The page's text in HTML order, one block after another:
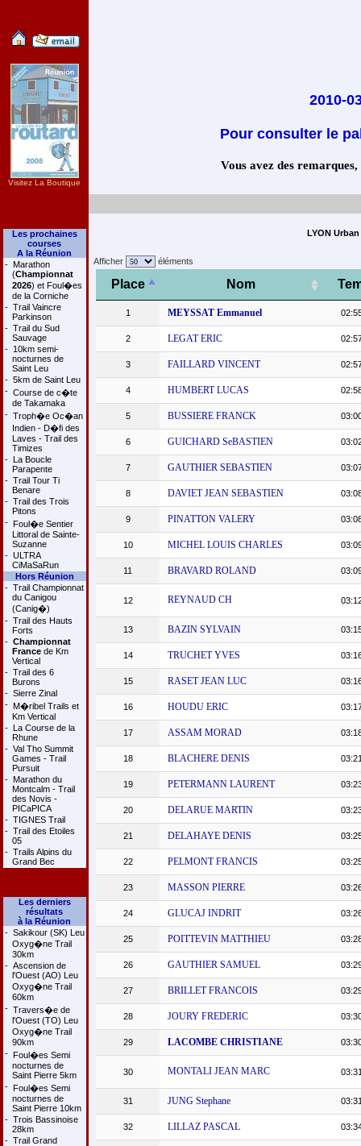
Visitez La Boutique
Les prochaines
courses
A la Réunion
- Marathon
(Championnat
2026) et Foul�es
de la Corniche
- Trail Vaincre
Parkinson
- Trail du Sud
Sauvage
- 10km semi-
nocturnes de
Saint Leu
- 5km de Saint Leu
- Course de c�te
de Takamaka
- Troph�e Oc�an
Indien - D�fi des
Laves - Trail des
Timizes
- La Boucle
Parapente
- Trail Tour Ti
Benare
- Trail des Trois
Pitons
- Foul�e Sentier
Littoral de Sainte-
Suzanne
- ULTRA
CiMaSaRun
Hors Réunion
- Trail Championnat
du Canigou
(Canig�)
- Trail des Hauts
Forts
- Championnat
Francede Km
Vertical
- Trail des 6
Burons
- Sierre Zinal
- M�ribel Trails et
Km Vertical
- La Course de la
Rhune
- Val Tho Summit
Games - Trail
Pursuit
- Marathon du
Montcalm - Trail
des Novis -
PICaPICA
- TIGNES Trail
- Trail des Etoiles
05
- Trails Alpins du
Grand Bec
Les derniers
résultats
à la Réunion
- Sakikour (SK) Leu
Oxyg�ne Trail
30km
- Ascension de
l'Ouest (AO) Leu
Oxyg�ne Trail
60km
- Travers�e de
l'Ouest (TO) Leu
Oxyg�ne Trail
90km
- Foul�es Semi
nocturnes de
Saint Pierre 5km
- Foul�es Semi
nocturnes de
Saint Pierre 10km
- Trois Bassinoise
28km
- Trail Grand
2010-
Pour consulter le
Vous avez des
LYON
Afficher éléments
Place Nom
1 MEYSSAT Emmanuel
2 LEGAT ERIC
3 FAILLARD VINCENT
4 HUMBERT LUCAS
5 BUSSIERE FRANCK
6 GUICHARD SeBASTIEN
7 GAUTHIER SEBASTIEN
8 DAVIET JEAN SEBASTIEN
9 PINATTON VALERY
10 MICHEL LOUIS CHARLES
11 BRAVARD ROLAND
12 REYNAUD CH
13 BAZIN SYLVAIN
14 TRUCHET YVES
15 RASET JEAN LUC
16 HOUDU ERIC
17 ASSAM MORAD
18 BLACHERE DENIS
19 PETERMANN LAURENT
20 DELARUE MARTIN
21 DELAHAYE DENIS
22 PELMONT FRANCIS
23 MASSON PIERRE
24 GLUCAJ INDRIT
25 POITTEVIN MATTHIEU
26 GAUTHIER SAMUEL
27 BRILLET FRANCOIS
28 JOURY FREDERIC
29 LACOMBE CHRISTIANE
30 MONTALI JEAN MARC
31 JUNG Stephane
32 LILLAZ PASCAL